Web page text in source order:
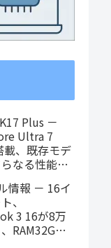
Plus －
Ultra 7
載、既存モデ
なる性能ア
情報 － 16イ
、
3 16が8万
RAM32GB